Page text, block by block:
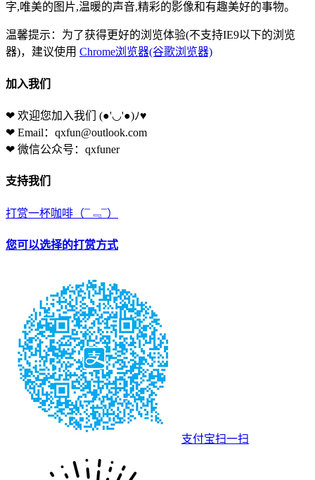
字,唯美的图片,温暖的声音,精彩的影像和有趣美好的事物。
温馨提示：为了获得更好的浏览体验(不支持IE9以下的浏览
器)，建议使用 Chrome浏览器(谷歌浏览器)
加入我们
❤ 欢迎您加入我们 (●'◡'●)ﾉ♥
❤ Email：qxfun@outlook.com
❤ 微信公众号：qxfuner
支持我们
打赏一杯咖啡 （¯﹃¯）
您可以选择的打赏方式
支付宝扫一扫